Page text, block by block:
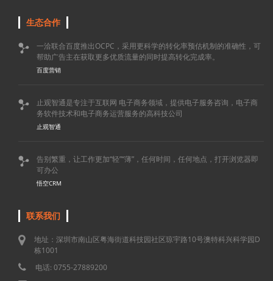
生态合作

一洽联合百度推出OCPC，采用更科学的转化率预估机制的准确性，可
帮助广告主在获取更多优质流量的同时提高转化完成率。
百度营销

止观智通是专注于互联网 电子商务领域，提供电子服务咨询，电子商
务软件技术和电子商务运营服务的高科技公司
止观智通

告别繁重，让工作更加“轻”“薄”，任何时间，任何地点，打开浏览器即
可办公
悟空CRM
联系我们
地址：深圳市南山区粤海街道科技园社区琼宇路10号澳特科兴科学园D
栋1001
电话: 0755-27889200